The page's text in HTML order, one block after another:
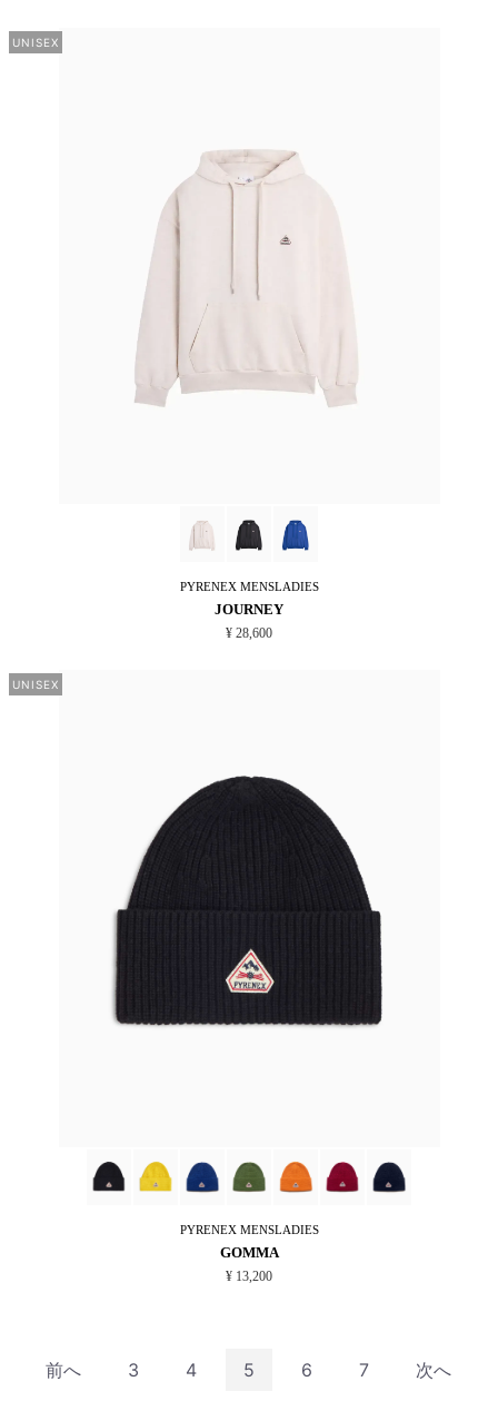
UNISEX
PYRENEXMENSLADIES
JOURNEY
¥ 28,600
UNISEX
PYRENEXMENSLADIES
GOMMA
¥ 13,200
前へ 3 4 5 6 7 次へ